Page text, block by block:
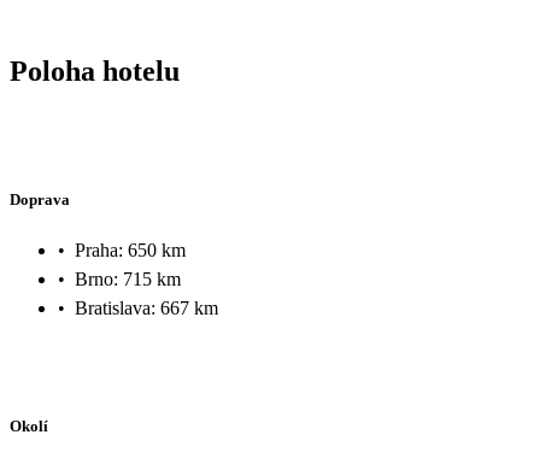
Poloha hotelu
Doprava
• Praha: 650 km
• Brno: 715 km
• Bratislava: 667 km
Okolí